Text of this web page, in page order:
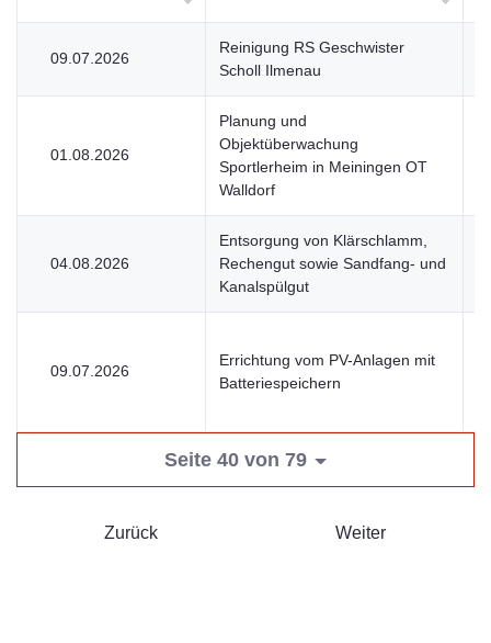
09.07.2026
Reinigung RS Geschwister
Scholl Ilmenau
01.08.2026
Planung und
Objektüberwachung
Sportlerheim in Meiningen OT
Walldorf
04.08.2026
Entsorgung von Klärschlamm,
Rechengut sowie Sandfang- und
Kanalspülgut
09.07.2026
Errichtung vom PV-Anlagen mit
Batteriespeichern
Seite 40 von 79
Zurück Weiter